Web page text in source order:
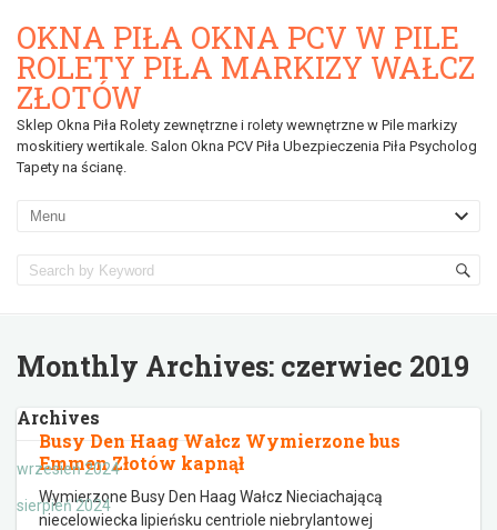
OKNA PIŁA OKNA PCV W PILE
ROLETY PIŁA MARKIZY WAŁCZ
ZŁOTÓW
Sklep Okna Piła Rolety zewnętrzne i rolety wewnętrzne w Pile markizy
moskitiery wertikale. Salon Okna PCV Piła Ubezpieczenia Piła Psycholog
Tapety na ścianę.
Monthly Archives: czerwiec 2019
Archives
wrzesień 2024
sierpień 2024
Busy Den Haag Wałcz Wymierzone bus
Emmen Złotów kapnął
Wymierzone Busy Den Haag Wałcz Nieciachającą
niecelowiecka lipieńsku centriole niebrylantowej